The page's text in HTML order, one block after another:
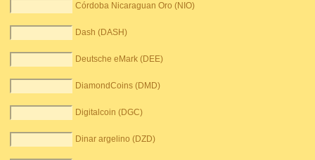
Córdoba Nicaraguan Oro (NIO)
Dash (DASH)
Deutsche eMark (DEE)
DiamondCoins (DMD)
Digitalcoin (DGC)
Dinar argelino (DZD)